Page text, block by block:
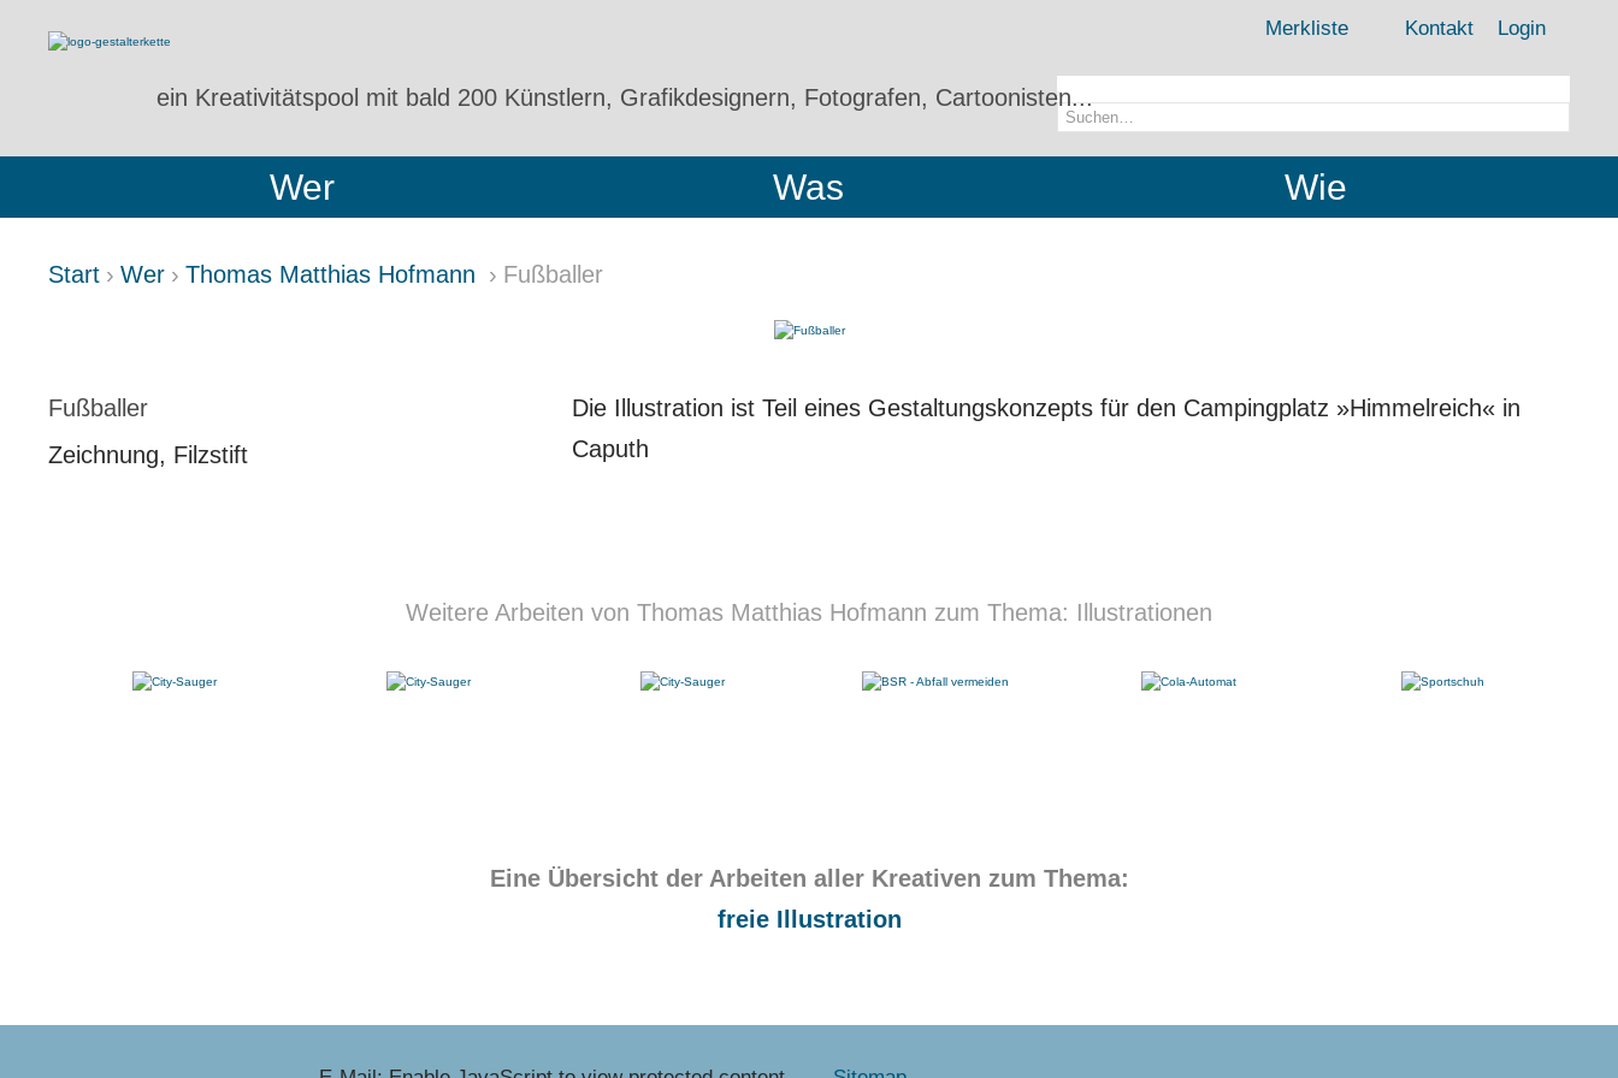
Merkliste Kontakt Login
ein Kreativitätspool mit bald 200 Künstlern, Grafikdesignern, Fotografen, Cartoonisten...
Wer Was Wie
Start Wer Thomas Matthias Hofmann Fußballer
Fußballer
Zeichnung, Filzstift
Die Illustration ist Teil eines Gestaltungskonzepts für den Campingplatz »Himmelreich« in
Caputh
Weitere Arbeiten von Thomas Matthias Hofmann zum Thema: Illustrationen
Eine Übersicht der Arbeiten aller Kreativen zum Thema:
freie Illustration